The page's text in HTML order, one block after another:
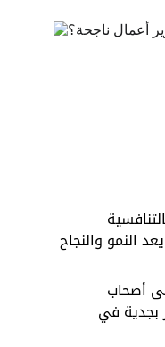
النمو والنجاح
أصحاب
بجدية في